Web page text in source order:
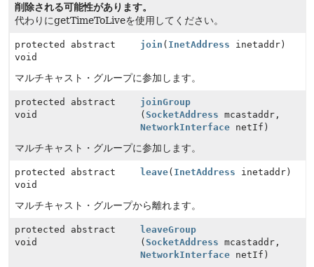
削除される可能性があります。
代わりにgetTimeToLiveを使用してください。
protected abstract
void
join ( InetAddress inetaddr)
マルチキャスト・グループに参加します。
protected abstract
void
joinGroup
(SocketAddress mcastaddr,
NetworkInterface netIf)
マルチキャスト・グループに参加します。
protected abstract
void
leave( InetAddress inetaddr)
マルチキャスト・グループから離れます。
protected abstract
void
leaveGroup
(SocketAddress mcastaddr,
NetworkInterface netIf)